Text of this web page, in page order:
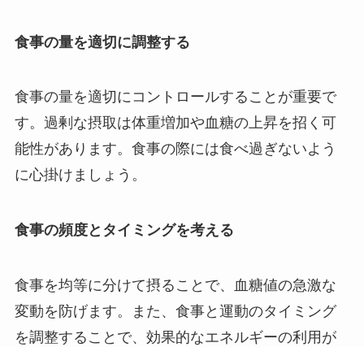
食事の量を適切に調整する
食事の量を適切にコントロールすることが重要で
す。過剰な摂取は体重増加や血糖の上昇を招く可
能性があります。食事の際には食べ過ぎないよう
に心掛けましょう。
食事の頻度とタイミングを考える
食事を均等に分けて摂ることで、血糖値の急激な
変動を防げます。また、食事と運動のタイミング
を調整することで、効果的なエネルギーの利用が